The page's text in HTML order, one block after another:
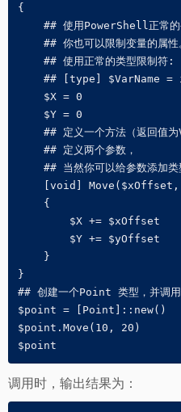
{
## 使用PowerShell正常的
## 你也可以限制变量的属性
    ## 使用正常的类型限制符:
## [type] $VarName =
    $X = 0
    $Y = 0
## 定义一个方法（返回值为
    ## 定义两个参数，
## 当然你可以给参数添加类
[void]
    {
        $X += $xOffset
        $Y += $yOffset
    }
}
## 创建一个Point 类型，并调用
$point = [Point]::new()
$point.Move(10, 20)
$point
调用时，输出结果为：